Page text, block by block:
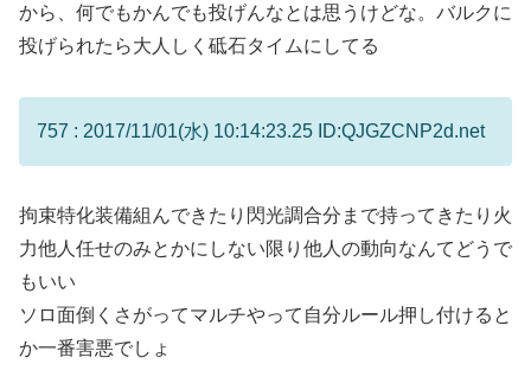
から、何でもかんでも投げんなとは思うけどな。バルクに
投げられたら大人しく砥石タイムにしてる
757 : 2017/11/01(水) 10:14:23.25 ID:QJGZCNP2d.net
拘束特化装備組んできたり閃光調合分まで持ってきたり火
力他人任せのみとかにしない限り他人の動向なんてどうで
もいい
ソロ面倒くさがってマルチやって自分ルール押し付けると
か一番害悪でしょ